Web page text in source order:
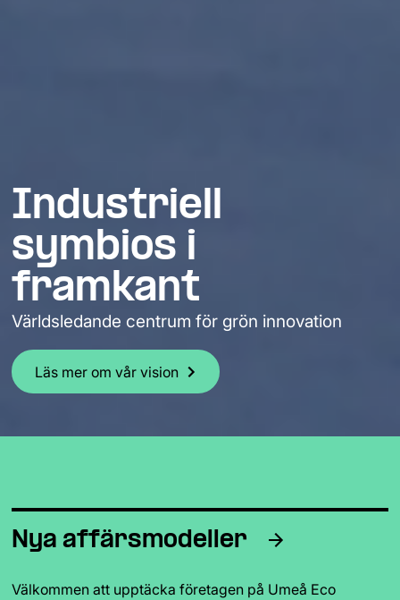
Industriell
symbios i
framkant
Världsledande centrum för grön innovation
Läs mer om vår vision
Nya affärsmodeller
Välkommen att upptäcka företagen på Umeå Eco